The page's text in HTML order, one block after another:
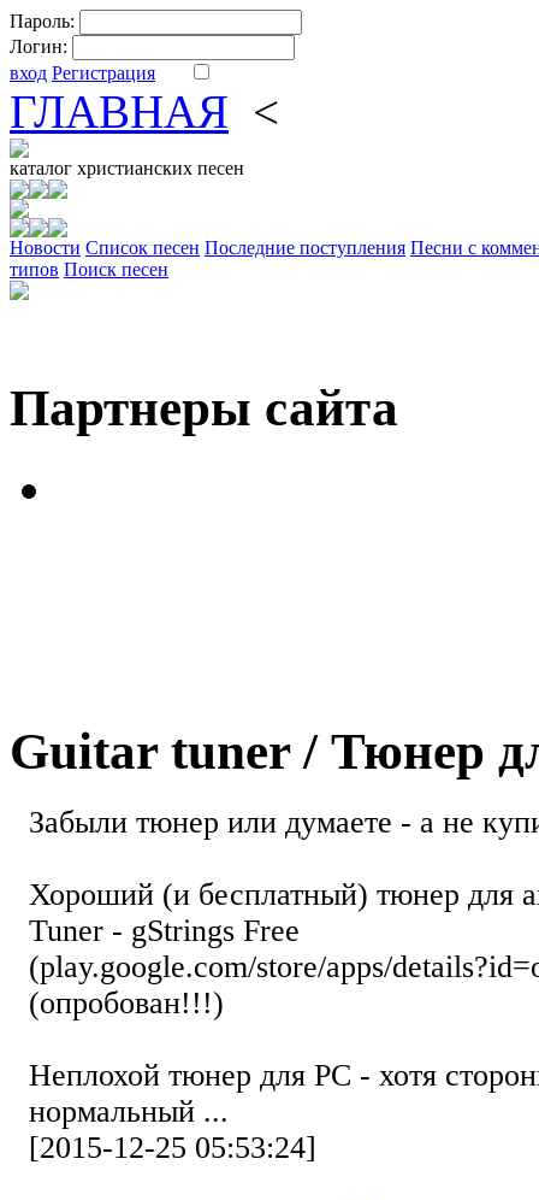
Пароль:
Логин:
вход Регистрация
ГЛАВНАЯ <
каталог христианских песен
Новости Cписок песен Последние поступления Песни с
типов Поиск песен
Партнеры сайта
Guitar tuner / Тюнер
Забыли тюнер или думаете - а не
Хороший (и бесплатный) тюнер для
Tuner - gStrings Free
(play.google.com/store/apps/
(опробован!!!)
Неплохой тюнер для РС - хотя
нормальный ...
[2015-12-25 05:53:24]